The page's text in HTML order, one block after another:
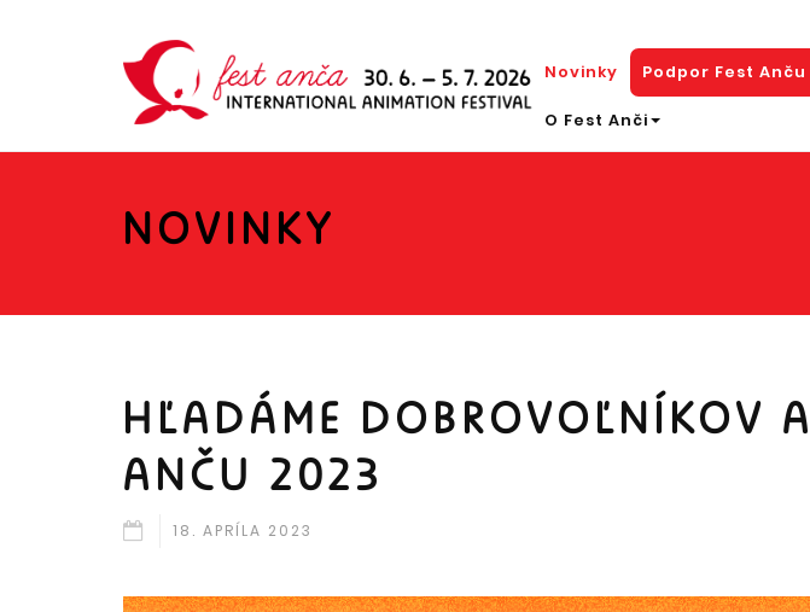
Novinky Podpor Fest Anču
O Fest Anči
NOVINKY
HĽADÁME DOBROVOĽNÍKOV
ANČU 2023
18. APRÍLA 2023